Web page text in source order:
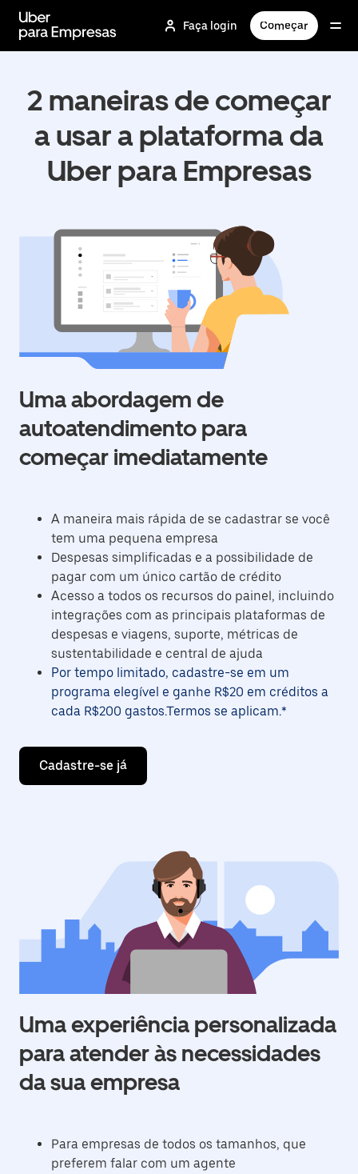
para
conteúdo
Faça login Começar
2 maneiras de começar
a usar a plataforma da
Uber para Empresas
Uma abordagem de
autoatendimento para
começar imediatamente
A maneira mais rápida de se cadastrar se você
tem uma pequena empresa
Despesas simplificadas e a possibilidade de
pagar com um único cartão de crédito
Acesso a todos os recursos do painel, incluindo
integrações com as principais plataformas de
despesas e viagens, suporte, métricas de
sustentabilidade e central de ajuda
Por tempo limitado, cadastre-se em um
programa elegível e ganhe R$20 em créditos a
cada R$200 gastos.Termos se aplicam.*
Cadastre-se já
Uma experiência personalizada
para atender às necessidades
da sua empresa
Para empresas de todos os tamanhos, que
preferem falar com um agente